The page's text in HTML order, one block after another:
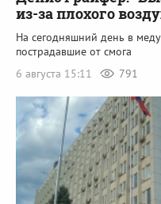
из-за плохого
На сегодняшний день в
пострадавшие от смога
6 августа 15:11
791